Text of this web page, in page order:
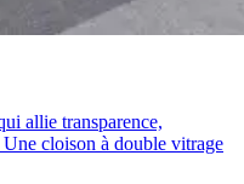
allie transparence,
cloison à double vitrage